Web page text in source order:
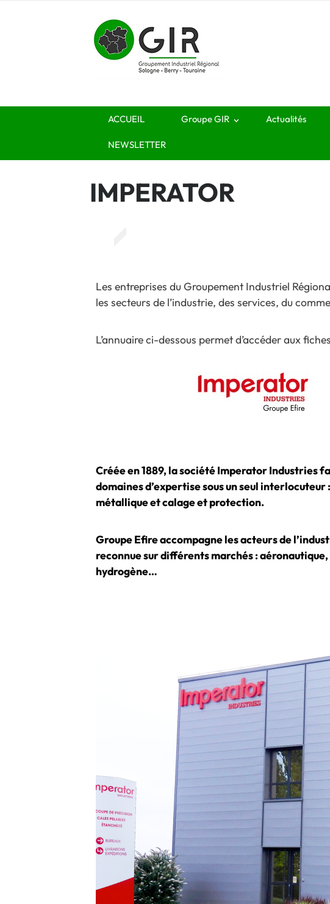
ACCUEIL Groupe GIR Actualités
NEWSLETTER
IMPERATOR
Les entreprises du Groupement Industriel
les secteurs de l’industrie, des services, du
L’annuaire ci-dessous permet d’accéder aux
Créée en 1889, la société Imperator Industries
domaines d’expertise sous un seul
métallique et calage et protection.
Groupe Efire accompagne les acteurs de
reconnue sur différents marchés :
hydrogène…